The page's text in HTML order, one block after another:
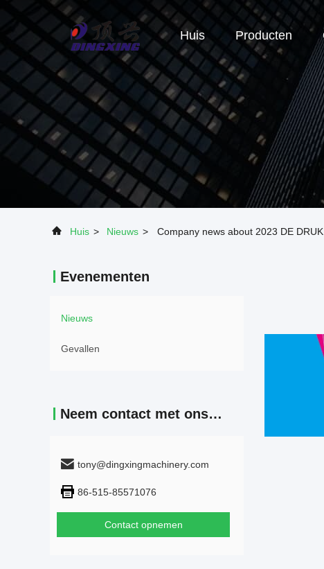
Huis Producten
Huis > Nieuws > Company news about 2023 DE
Evenementen
Nieuws
Gevallen
Neem contact met ons op
tony@dingxingmachinery.com
86-515-85571076
Contact opnemen